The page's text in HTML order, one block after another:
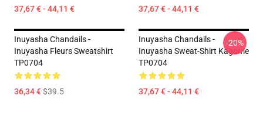
37,67 € - 44,11 € 37,67 € - 44,11 €
Inuyasha Chandails -
Inuyasha Fleurs Sweatshirt
TP0704
36,34 €$39.5
Inuyasha Chandails -
Inuyasha Sweat-Shirt Kagome
TP0704
37,67 € - 44,11 €
-20%